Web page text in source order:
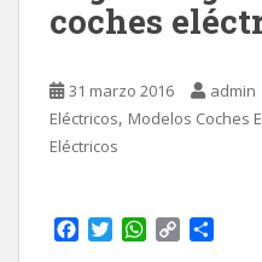
coches
31 marzo 2016 admin
Eléctricos, Modelos Coches
Eléctricos
W